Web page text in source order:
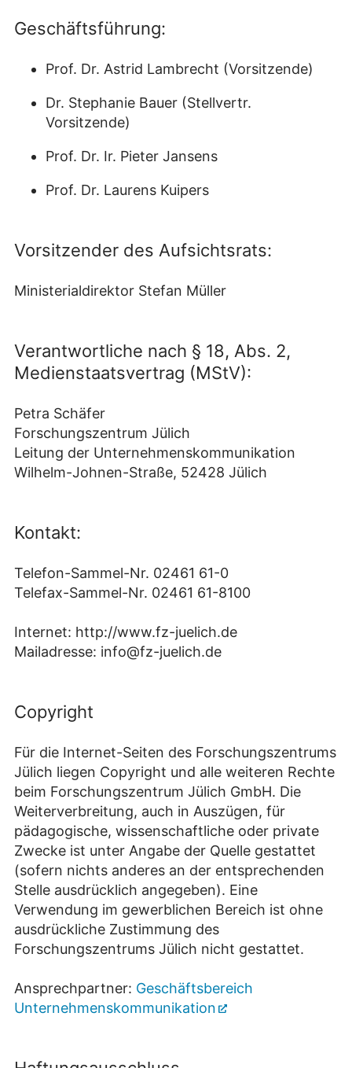
Geschäftsführung:
Prof. Dr. Astrid Lambrecht (Vorsitzende)
Dr. Stephanie Bauer (Stellvertr.
Vorsitzende)
Prof. Dr. Ir. Pieter Jansens
Prof. Dr. Laurens Kuipers
Vorsitzender des Aufsichtsrats:
Ministerialdirektor Stefan Müller
Verantwortliche nach § 18, Abs. 2,
Medienstaatsvertrag (MStV):
Petra Schäfer
Forschungszentrum Jülich
Leitung der Unternehmenskommunikation
Wilhelm-Johnen-Straße, 52428 Jülich
Kontakt:
Telefon-Sammel-Nr. 02461 61-0
Telefax-Sammel-Nr. 02461 61-8100
Internet: http://www.fz-juelich.de
Mailadresse: info@fz-juelich.de
Copyright
Für die Internet-Seiten des Forschungszentrums
Jülich liegen Copyright und alle weiteren Rechte
beim Forschungszentrum Jülich GmbH. Die
Weiterverbreitung, auch in Auszügen, für
pädagogische, wissenschaftliche oder private
Zwecke ist unter Angabe der Quelle gestattet
(sofern nichts anderes an der entsprechenden
Stelle ausdrücklich angegeben). Eine
Verwendung im gewerblichen Bereich ist ohne
ausdrückliche Zustimmung des
Forschungszentrums Jülich nicht gestattet.
Ansprechpartner: Geschäftsbereich
Unternehmenskommunikation